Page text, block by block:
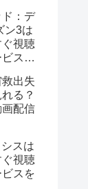
：デ
ン3は
視聴
スを
出失
る？
配信
スは
視聴
スを